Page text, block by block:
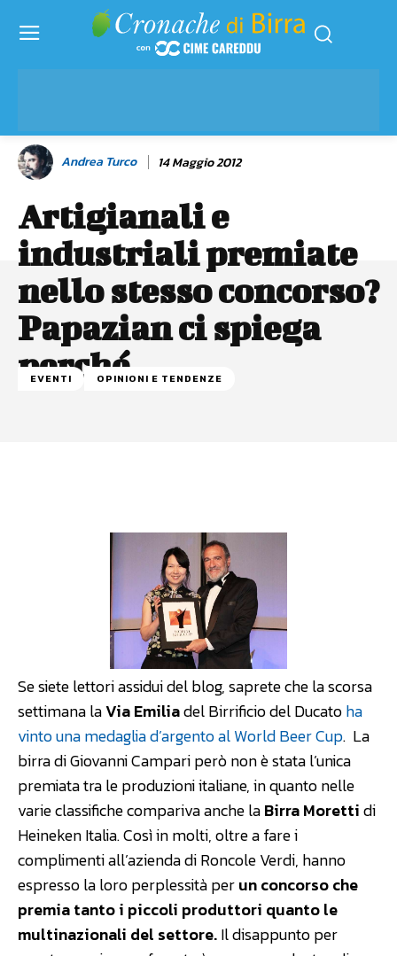
Andrea Turco 14 Maggio 2012
Artigianali e
industriali premiate
nello stesso concorso?
Papazian ci spiega
perché
EVENTI OPINIONI E TENDENZE
Se siete lettori assidui del blog, saprete che la scorsa
settimana laVia Emiliadel Birrificio del Ducatoha
vinto una medaglia d’argento al World Beer Cup. La
birra di Giovanni Campari però non è stata l’unica
premiata tra le produzioni italiane, in quanto nelle
varie classifiche compariva anche laBirra Morettidi
Heineken Italia. Così in molti, oltre a fare i
complimenti all’azienda di Roncole Verdi, hanno
espresso la loro perplessità perun concorso che
premia tanto i piccoli produttori quanto le
multinazionali del settore.Il disappunto per